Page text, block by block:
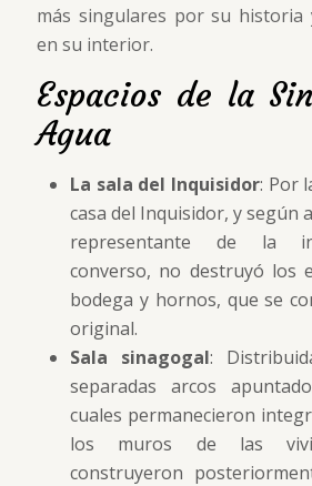
más singulares por su historia
en su interior.
Espacios de la
Agua
La sala del Inquisidor: Por
casa del Inquisidor, y según
representante de la
converso, no destruyó los
bodega y hornos, que se
original.
Sala sinagogal:
separadas arcos
cuales permanecieron
los muros de las
construyeron